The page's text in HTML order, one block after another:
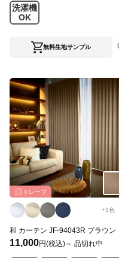
洗濯機
OK
無料生地サンプル
ドレープ
+3色
和 カーテン JF-94043R ブラウン
11,000円(税込)～ 品切れ中